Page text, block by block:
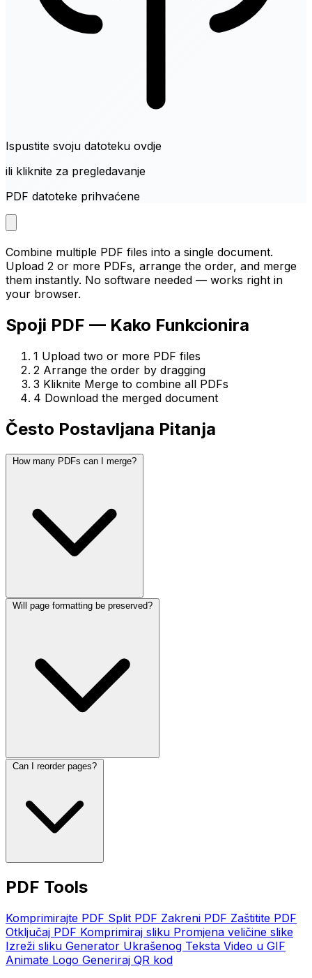
Ispustite svoju datoteku ovdje
ili kliknite za pregledavanje
PDF datoteke prihvaćene
Combine multiple PDF files into a single document.
Upload 2 or more PDFs, arrange the order, and merge
them instantly. No software needed — works right in
your browser.
Spoji PDF — Kako Funkcionira
1 Upload two or more PDF files
2 Arrange the order by dragging
3 Kliknite Merge to combine all PDFs
4 Download the merged document
Često Postavljana Pitanja
How many PDFs can I merge?
Will page formatting be preserved?
Can I reorder pages?
PDF Tools
Komprimirajte PDF Split PDF Zakreni PDF Zaštitite PDF
Otključaj PDF Komprimiraj sliku Promjena veličine slike
Izreži sliku Generator Ukrašenog Teksta Video u GIF
Animate Logo Generiraj QR kod